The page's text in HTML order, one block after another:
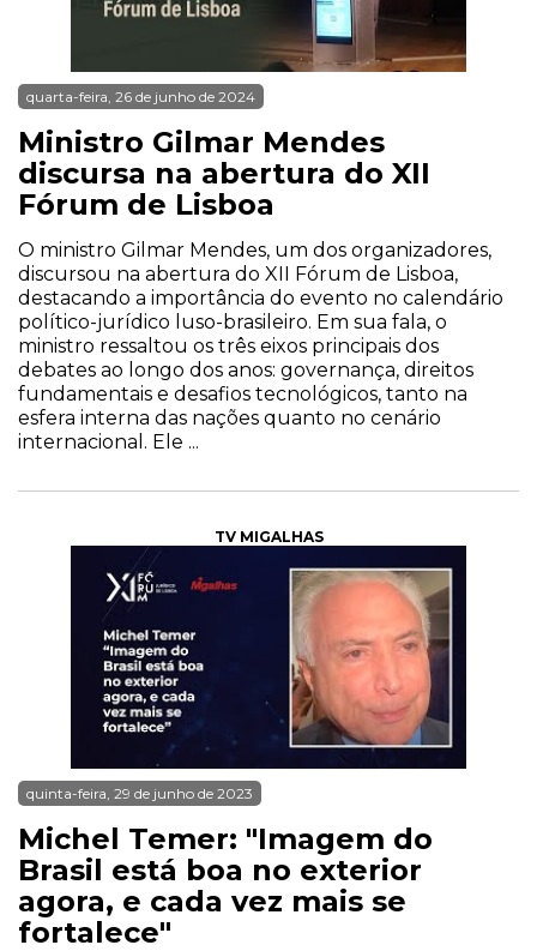
quarta-feira, 26 de junho de 2024
Ministro Gilmar Mendes
discursa na abertura do XII
Fórum de Lisboa
O ministro Gilmar Mendes, um dos organizadores,
discursou na abertura do XII Fórum de Lisboa,
destacando a importância do evento no calendário
político-jurídico luso-brasileiro. Em sua fala, o
ministro ressaltou os três eixos principais dos
debates ao longo dos anos: governança, direitos
fundamentais e desafios tecnológicos, tanto na
esfera interna das nações quanto no cenário
internacional. Ele ...
TV MIGALHAS
quinta-feira, 29 de junho de 2023
Michel Temer: "Imagem do
Brasil está boa no exterior
agora, e cada vez mais se
fortalece"